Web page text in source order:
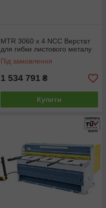
MTR 3060 x 4 NCC Верстат
для гибки листового металу
Під замовлення
1 534 791 ₴
Купити